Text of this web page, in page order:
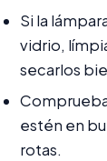
Si la
vidrio,
secarlos
estén en
rotas.